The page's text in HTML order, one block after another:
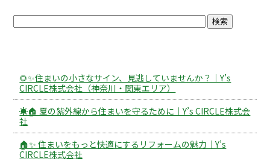
🌻✨住まいの小さなサイン、見逃していませんか？｜Y’s
CIRCLE株式会社（神奈川・関東エリア）
☀️🏠 夏の紫外線から住まいを守るために｜Y’s CIRCLE株式会
社
🏠✨ 住まいをもっと快適にするリフォームの魅力｜Y’s
CIRCLE株式会社